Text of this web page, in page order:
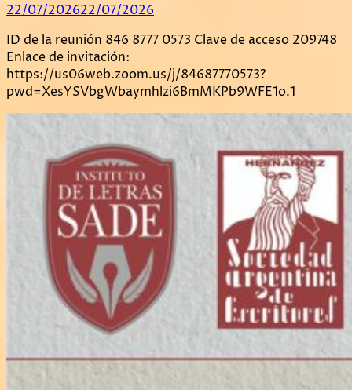
22/07/202622/07/2026
ID de la reunión 846 8777 0573 Clave de acceso 209748
Enlace de invitación:
https://us06web.zoom.us/j/84687770573?
pwd=XesYSVbgWbaymhlzi6BmMKPb9WFE1o.1